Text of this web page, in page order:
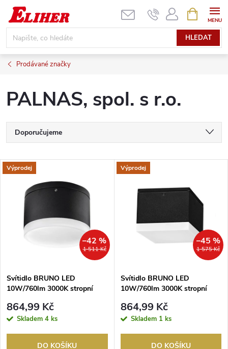
Přejít
obsah
HLEDAT
NÁKUPNÍ
KOŠÍK
Prodávané značky
PALNAS, spol. s r.o.
Ř
a
p
r
o
Doporučujeme
Nejdražší
Nejprodávanější
Abecedně
V
s
p
r
Výprodej
1 511 Kč
–42 %
Svítidlo BRUNO LED
10W/760lm 3000K stropní
864,99 Kč
Skladem 4 ks
DO KOŠÍKU
Výprodej
1 575 Kč
–45 %
Svítidlo BRUNO LED
10W/760lm 3000K stropní
864,99 Kč
Skladem 1 ks
DO KOŠÍKU